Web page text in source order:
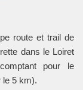
route et trail de
dans le Loiret
pour le
le 5 km).